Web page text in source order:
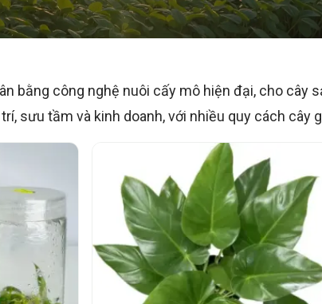
bằng công nghệ nuôi cấy mô hiện đại, cho cây
sưu tầm và kinh doanh, với nhiều quy cách cây